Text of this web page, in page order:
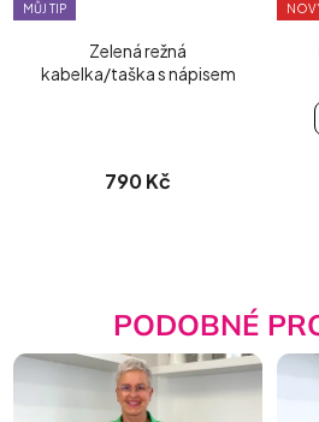
MŮJ TIP
Zelená režná
kabelka/taška s nápisem
790 Kč
PODOBNÉ